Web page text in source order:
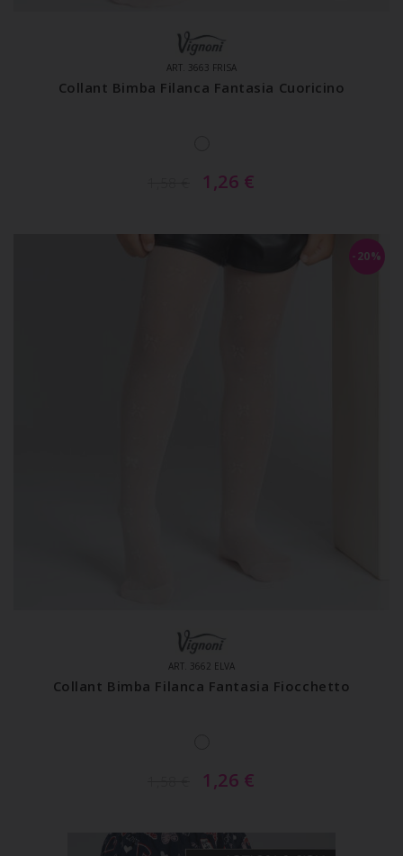
ART. 3663 FRISA
Collant Bimba Filanca Fantasia Cuoricino
1,26 €
-20%
ART. 3662 ELVA
Collant Bimba Filanca Fantasia Fiocchetto
1,26 €